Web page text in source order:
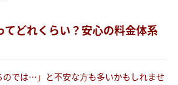
てどれくらい？安心の料金体系
のでは…」と不安な方も多いかもしれませ